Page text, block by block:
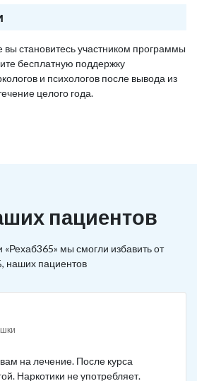
вы становитесь участником программы
бесплатную поддержку
и психологов после вывода из
целого года.
пациентов
«Рехаб365» мы смогли избавить от
наших пациентов
на лечение. После курса
Наркотики не употребляет.